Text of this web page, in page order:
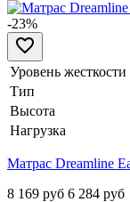
-23%
Уровень жесткости
Тип
Высота
Нагрузка
Матрас Dreamline
8 169 руб 6 284 руб